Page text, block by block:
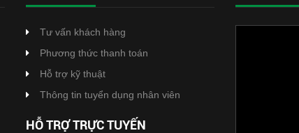
Tư vấn khách hàng
Phương thức thanh toán
Hỗ trợ kỹ thuật
Thông tin tuyển dụng nhân viên
HỖ TRỢ TRỰC TUYẾN